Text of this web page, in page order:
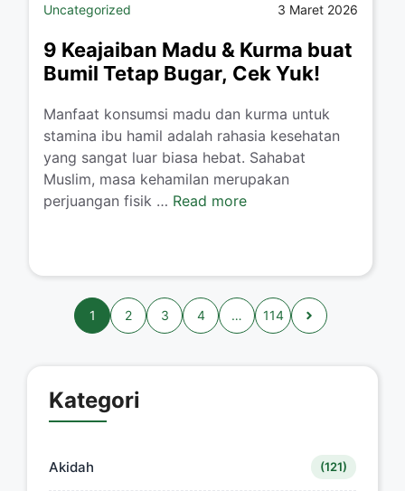
Uncategorized 3 Maret 2026
9 Keajaiban Madu & Kurma buat
Bumil Tetap Bugar, Cek Yuk!
Manfaat konsumsi madu dan kurma untuk
stamina ibu hamil adalah rahasia kesehatan
yang sangat luar biasa hebat. Sahabat
Muslim, masa kehamilan merupakan
perjuangan fisik … Read more
1 2 3 4 … 114
Kategori
Akidah (121)